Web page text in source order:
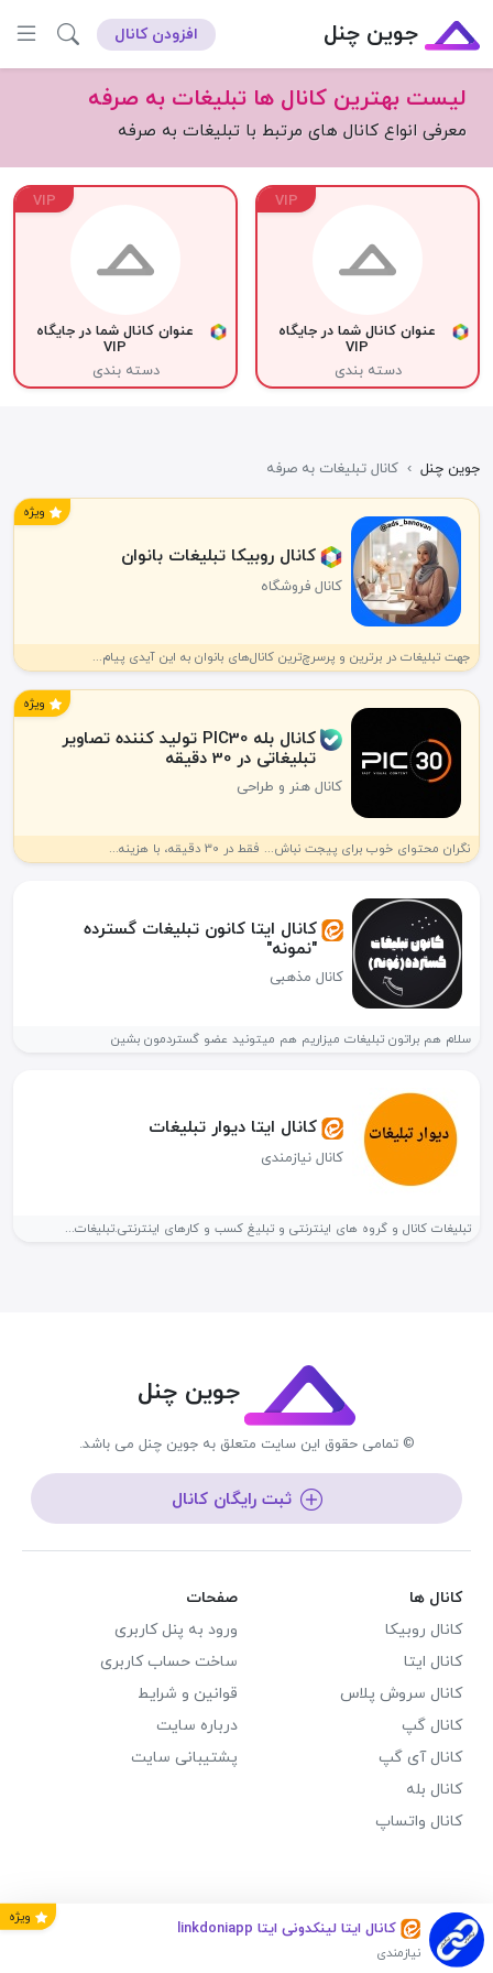
جوین چنل افزودن کانال
لیست بهترین کانال ها تبلیغات به صرفه
معرفی انواع کانال های مرتبط با تبلیغات به صرفه
VIP
عنوان کانال شما در جایگاه
VIP
دسته بندی
VIP
عنوان کانال شما در جایگاه
VIP
دسته بندی
جوین چنل › کانال تبلیغات به صرفه
ویژه
کانال روبیکا تبلیغات بانوان
کانال فروشگاه
جهت تبلیغات در برترین و پرسرچ‌ترین کانال‌های بانوان به این آیدی پیام...
ویژه
کانال بله PIC30 تولید کننده تصاویر
تبلیغاتی در 30 دقیقه
کانال هنر و طراحی
نگران محتوای خوب برای پیجت نباش... فقط در 30 دقیقه، با هزینه...
کانال ایتا کانون تبلیغات گسترده
"نمونه"
کانال مذهبی
سلام هم براتون تبلیغات میزاریم هم میتونید عضو گستردمون بشین
کانال ایتا دیوار تبلیغات
کانال نیازمندی
تبلیغات کانال و گروه های اینترنتی و تبلیغ کسب و کارهای اینترنتی.تبلیغات...
جوین چنل
© تمامی حقوق این سایت متعلق به جوین چنل می باشد.
ثبت رایگان کانال
کانال ها
کانال روبیکا
کانال ایتا
کانال سروش پلاس
کانال گپ
کانال آی گپ
کانال بله
کانال واتساپ
صفحات
ورود به پنل کاربری
ساخت حساب کاربری
قوانین و شرایط
درباره سایت
پشتیبانی سایت
ویژه
کانال ایتا لینکدونی ایتا linkdoniapp
نیازمندی